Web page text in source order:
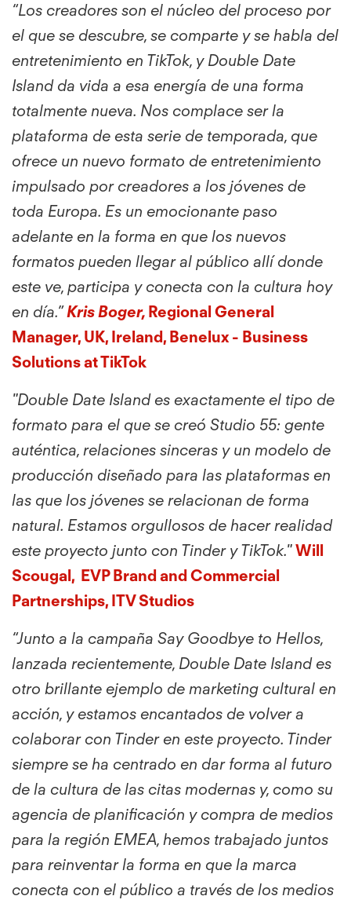
“Los creadores son el núcleo del proceso por
el que se descubre, se comparte y se habla del
entretenimiento en TikTok, y Double Date
Island da vida a esa energía de una forma
totalmente nueva. Nos complace ser la
plataforma de esta serie de temporada, que
ofrece un nuevo formato de entretenimiento
impulsado por creadores a los jóvenes de
toda Europa. Es un emocionante paso
adelante en la forma en que los nuevos
formatos pueden llegar al público allí donde
este ve, participa y conecta con la cultura hoy
en día.”Kris Boger, Regional General
Manager, UK, Ireland, Benelux - Business
Solutions at TikTok
"Double Date Island es exactamente el tipo de
formato para el que se creó Studio 55: gente
auténtica, relaciones sinceras y un modelo de
producción diseñado para las plataformas en
las que los jóvenes se relacionan de forma
natural. Estamos orgullosos de hacer realidad
este proyecto junto con Tinder y TikTok." Will
Scougal, EVP Brand and Commercial
Partnerships, ITV Studios
“Junto a la campaña Say Goodbye to Hellos,
lanzada recientemente, Double Date Island es
otro brillante ejemplo de marketing cultural en
acción, y estamos encantados de volver a
colaborar con Tinder en este proyecto. Tinder
siempre se ha centrado en dar forma al futuro
de la cultura de las citas modernas y, como su
agencia de planificación y compra de medios
para la región EMEA, hemos trabajado juntos
para reinventar la forma en que la marca
conecta con el público a través de los medios